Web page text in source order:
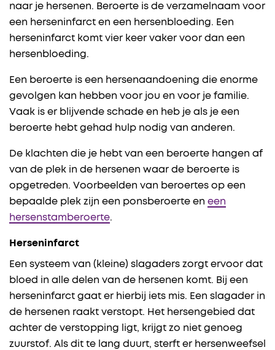
naar je hersenen. Beroerte is de verzamelnaam voor
een herseninfarct en een hersenbloeding. Een
herseninfarct komt vier keer vaker voor dan een
hersenbloeding.
Een beroerte is een hersenaandoening die enorme
gevolgen kan hebben voor jou en voor je familie.
Vaak is er blijvende schade en heb je als je een
beroerte hebt gehad hulp nodig van anderen.
De klachten die je hebt van een beroerte hangen af
van de plek in de hersenen waar de beroerte is
opgetreden. Voorbeelden van beroertes op een
bepaalde plek zijn een ponsberoerte en een
hersenstamberoerte.
Herseninfarct
Een systeem van (kleine) slagaders zorgt ervoor dat
bloed in alle delen van de hersenen komt. Bij een
herseninfarct gaat er hierbij iets mis. Een slagader in
de hersenen raakt verstopt. Het hersengebied dat
achter de verstopping ligt, krijgt zo niet genoeg
zuurstof. Als dit te lang duurt, sterft er hersenweefsel